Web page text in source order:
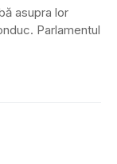
asupra lor
Parlamentul